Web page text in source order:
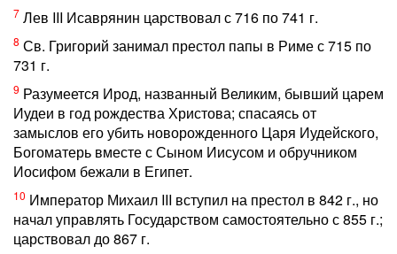
7 Лев III Исаврянин царствовал с 716 по 741 г.
8 Св. Григорий занимал престол папы в Риме с 715 по
731 г.
9 Разумеется Ирод, названный Великим, бывший царем
Иудеи в год рождества Христова; спасаясь от
замыслов его убить новорожденного Царя Иудейского,
Богоматерь вместе с Сыном Иисусом и обручником
Иосифом бежали в Египет.
10 Император Михаил III вступил на престол в 842 г., но
начал управлять Государством самостоятельно с 855 г.;
царствовал до 867 г.